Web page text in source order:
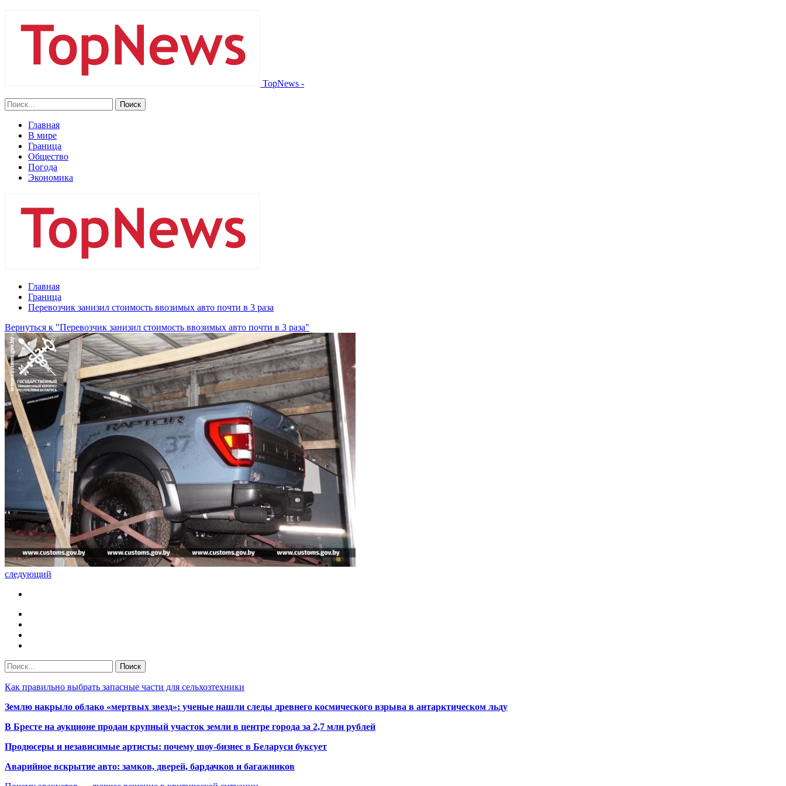
TopNews -
Главная
В мире
Граница
Общество
Погода
Экономика
Главная
Граница
Перевозчик занизил стоимость ввозимых авто почти в 3 раза
Вернуться к "Перевозчик занизил стоимость ввозимых авто почти в 3 раза"
следующий
Как правильно выбрать запасные части для сельхозтехники
Землю накрыло облако «мертвых звезд»: ученые нашли следы древнего космического взрыва в антарктическом льду
В Бресте на аукционе продан крупный участок земли в центре города за 2,7 млн рублей
Продюсеры и независимые артисты: почему шоу-бизнес в Беларуси буксует
Аварийное вскрытие авто: замков, дверей, бардачков и багажников